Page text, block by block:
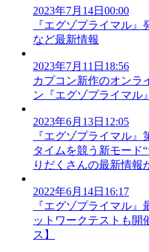
2023年7月14日00:00
『エグゾプライマル
など最新情報
2023年7月11日18:56
カプコン新作のオンラ
ン『エグゾプライマル
2023年6月13日12:05
『エグゾプライマル
タイムを競う新モード
りだくさんの最新情報
2022年6月14日16:17
『エグゾプライマル
ットワークテストも開
ス】